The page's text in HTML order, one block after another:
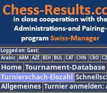
Logged on: Gast
Arabic ARM AZE BIH BUL CAT CHN CRO
Home Tournament-Database
Turnierschach-Elozahl
Allgemeines Turnier anmelden: